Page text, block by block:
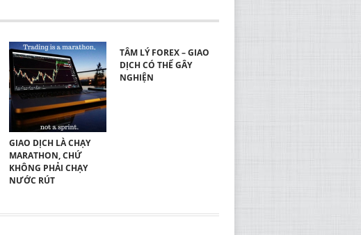
GIAO DỊCH LÀ CHẠY
MARATHON, CHỨ
KHÔNG PHẢI CHẠY
NƯỚC RÚT
TÂM LÝ FOREX – GIAO
DỊCH CÓ THỂ GÂY
NGHIỆN